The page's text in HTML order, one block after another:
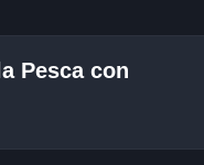
Pesca con